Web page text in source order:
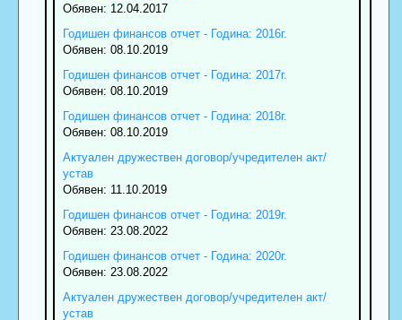
Обявен: 12.04.2017
Годишен финансов отчет - Година: 2016г.
Обявен: 08.10.2019
Годишен финансов отчет - Година: 2017г.
Обявен: 08.10.2019
Годишен финансов отчет - Година: 2018г.
Обявен: 08.10.2019
Актуален дружествен договор/учредителен акт/
устав
Обявен: 11.10.2019
Годишен финансов отчет - Година: 2019г.
Обявен: 23.08.2022
Годишен финансов отчет - Година: 2020г.
Обявен: 23.08.2022
Актуален дружествен договор/учредителен акт/
устав